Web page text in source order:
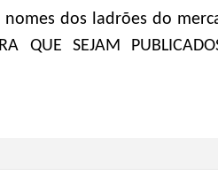
dos ladrões do
QUE SEJAM